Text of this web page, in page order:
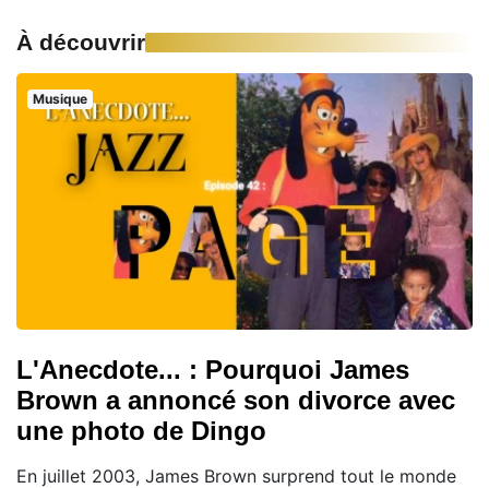
À découvrir
Musique
L'Anecdote... : Pourquoi James
Brown a annoncé son divorce avec
une photo de Dingo
En juillet 2003, James Brown surprend tout le monde